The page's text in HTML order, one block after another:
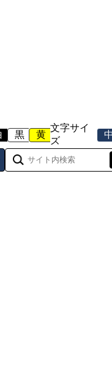
黒 黄
文字サイ
ズ
調べる・相談する
> 視聴覚資料・機